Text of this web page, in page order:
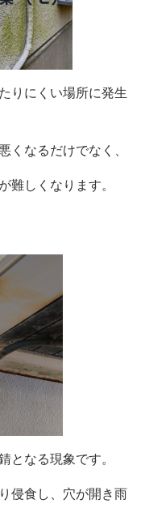
りにくい場所に発生
くなるだけでなく、
難しくなります。
となる現象です。
侵食し、穴が開き雨